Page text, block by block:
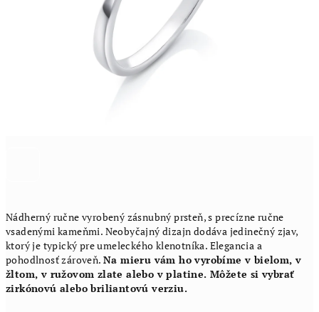
Nádherný ručne vyrobený zásnubný prsteň, s precízne ručne
vsadenými kameňmi. Neobyčajný dizajn dodáva jedinečný zjav,
ktorý je typický pre umeleckého klenotníka. Elegancia a
pohodlnosť zároveň. Na mieru vám ho vyrobíme v bielom, v
žltom, v ružovom zlate alebo v platine. Môžete si vybrať
zirkónovú alebo briliantovú verziu.